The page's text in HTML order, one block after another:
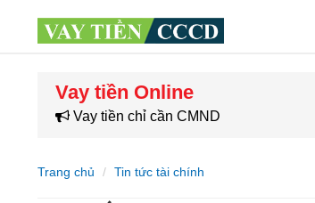
Vay tiền Online
Vay tiền chỉ cần CMND
Trang chủ Tin tức tài chính